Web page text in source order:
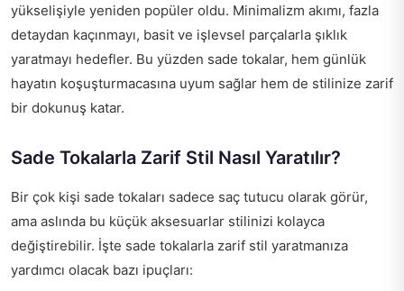
yükselişiyle yeniden popüler oldu. Minimalizm akımı, fazla
detaydan kaçınmayı, basit ve işlevsel parçalarla şıklık
yaratmayı hedefler. Bu yüzden sade tokalar, hem günlük
hayatın koşuşturmacasına uyum sağlar hem de stilinize zarif
bir dokunuş katar.
Sade Tokalarla Zarif Stil Nasıl Yaratılır?
Bir çok kişi sade tokaları sadece saç tutucu olarak görür,
ama aslında bu küçük aksesuarlar stilinizi kolayca
değiştirebilir. İşte sade tokalarla zarif stil yaratmanıza
yardımcı olacak bazı ipuçları: